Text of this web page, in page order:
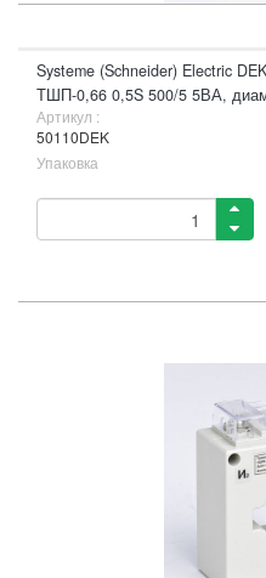
Systeme (Schneider) Electric
ТШП-0,66 0,5S 500/5 5ВА,
Артикул :
50110DEK
Упаковка